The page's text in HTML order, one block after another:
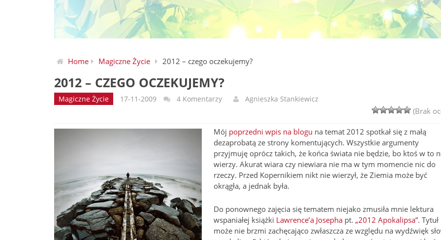
Home Magiczne Życie 2012 – czego oczekujemy?
2012 – CZEGO OCZEKUJEMY?
Magiczne Życie 17-11-2009 4 Komentarzy Agnieszka Stankiewicz
(Brak
Mój poprzedni wpis na blogu na temat 2012 spotkał się z małą
dezaprobatą ze strony komentujących. Wszystkie argumenty
przyjmuję oprócz takich, że końca świata nie będzie, bo ktoś w to
wierzy. Akurat wiara czy niewiara nie ma w tym momencie nic do
rzeczy. Przed Kopernikiem nikt nie wierzył, że Ziemia może być
okrągła, a jednak była.
Do ponownego zajęcia się tematem niejako zmusiła mnie lektura
wspaniałej książki Lawrence’a Josephapt. „2012 Apokalipsa”. Tytuł
może nie brzmi zachęcająco zwłaszcza ze względu na wydźwięk